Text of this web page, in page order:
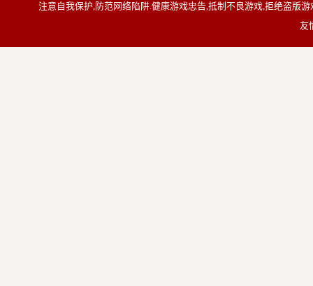
注意自我保护,防范网络陷阱.健康游戏忠告,抵制不良游戏,拒绝盗版
友